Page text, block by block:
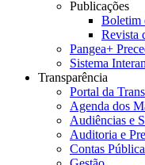
Publicações
Boletim
Revista
Pangea+
Sistema
Transparência
Portal da
Agenda dos
Audiências e
Auditoria e
Contas